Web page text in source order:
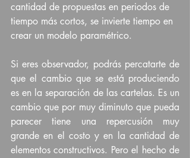
cantidad de propuestas en periodos de
tiempo más cortos, se invierte tiempo en
crear un modelo paramétrico.
Si eres observador, podrás percatarte de
que el cambio que se está produciendo
es en la separación de las cartelas. Es un
cambio que por muy diminuto que pueda
parecer tiene una repercusión muy
grande en el costo y en la cantidad de
elementos constructivos. Pero el hecho de